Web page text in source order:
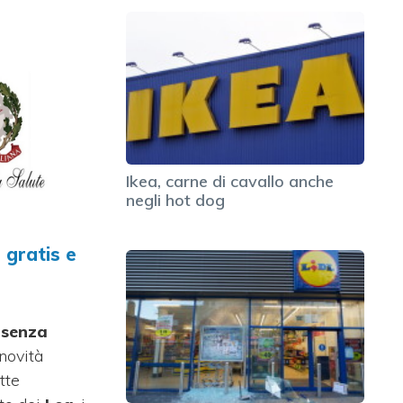
gratis e
Ikea, carne di cavallo anche
negli hot dog